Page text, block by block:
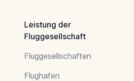
Leistung der
Fluggesellschaft
Fluggesellschaften
Flughafen